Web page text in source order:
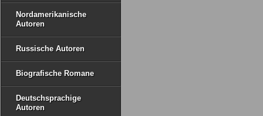
Nordamerikanische
Autoren
Russische Autoren
Biografische Romane
Deutschsprachige
Autoren